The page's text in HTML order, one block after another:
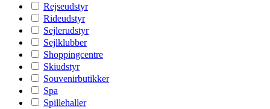
Rejseudstyr
Rideudstyr
Sejlerudstyr
Sejlklubber
Shoppingcentre
Skiudstyr
Souvenirbutikker
Spa
Spillehaller